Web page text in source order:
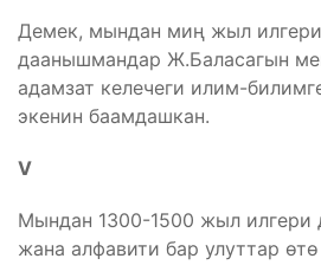
Демек, мындан миң жыл илгери
даанышмандар Ж.Баласагын
адамзат келечеги илим-
экенин баамдашкан.
V
Мындан 1300-1500 жыл илгери
жана алфавити бар улуттар